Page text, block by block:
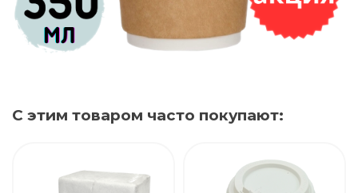
С этим товаром часто покупают: